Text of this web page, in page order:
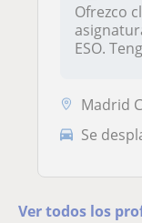
Ofrezco
ESO.
Madrid
Se
Ver todos los